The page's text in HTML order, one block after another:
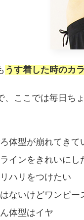
うす着した時のカ
、ここでは毎日ち
体型が崩れてきて
インをきれいにし
ハリをつけたい
ないけどワンピー
体型はイヤ